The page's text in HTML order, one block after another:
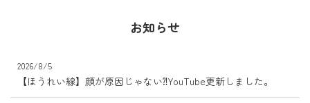
お知らせ
2026/8/5
【ほうれい線】顔が原因じゃない⁈YouTube更新しました。